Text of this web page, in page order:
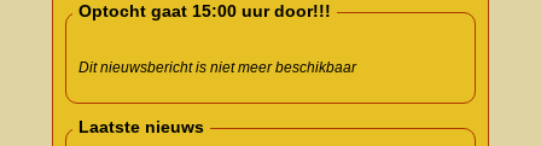
Optocht gaat 15:00 uur door!!!
Dit nieuwsbericht is niet meer beschikbaar
Laatste nieuws